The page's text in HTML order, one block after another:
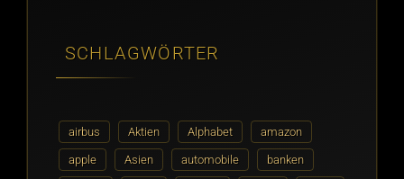
SCHLAGWÖRTER
airbus Aktien Alphabet amazon
apple Asien automobile banken